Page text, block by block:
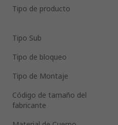
Tipo de producto
Tipo Sub
Tipo de bloqueo
Tipo de Montaje
Código de tamaño del
fabricante